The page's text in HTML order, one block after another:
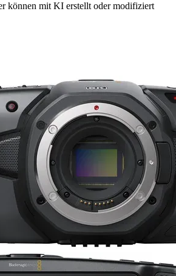
können mit KI erstellt oder modifiziert